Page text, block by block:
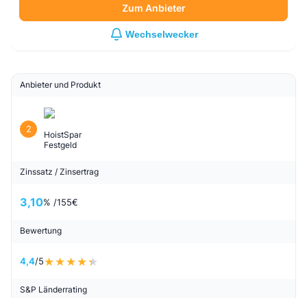
Zum Anbieter
Wechselwecker
Anbieter und Produkt
2
HoistSpar
Festgeld
Zinssatz / Zinsertrag
3,10% /155€
Bewertung
4,4/5
S&P Länderrating